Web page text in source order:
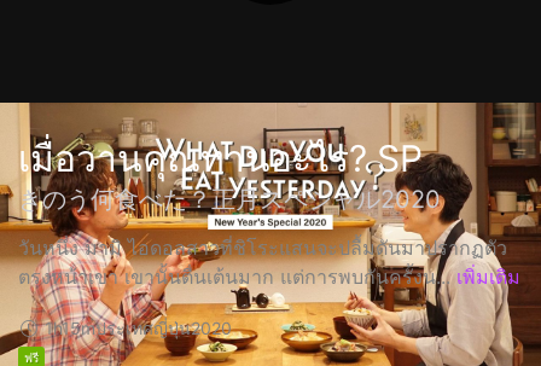
เมื่อวานคุณทานอะไร? SP
きのう何食べた？正月スペシャル2020
วันหนึ่ง มามิ ไอดอลสาวที่ชิโระแสนจะปลื้มดันมาปรากฏตัว
ตรงหน้าเขา เขานั้นตื่นเต้นมาก แต่การพบกันครั้งน... เพิ่มเติม
1h15mประเทศญี่ปุ่น2020
ฟรี